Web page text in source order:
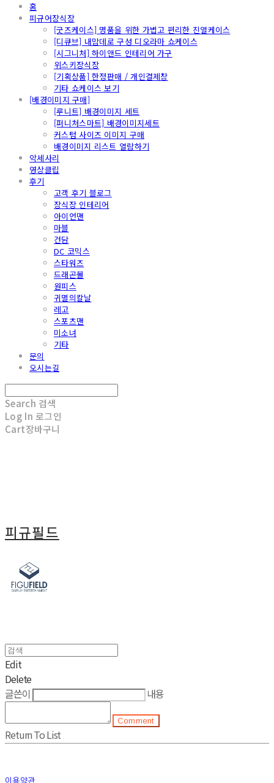
홈
피규어장식장
[굿즈케이스] 명품을 위한 가볍고 편리한 진열케이스
[디큐브] 내맘데로 구성 디오라마 쇼케이스
[시그니처] 하이앤드 인테리어 가구
위스키장식장
[기획상품] 한정판매 / 개인결제창
기타 쇼케이스 보기
[배경이미지 구매]
[루니트] 배경이미지 세트
[퍼니처스마트] 배경이미지세트
커스텀 사이즈 이미지 구매
배경이미지 리스트 열람하기
악세사리
영상클립
후기
고객 후기 블로그
장식장 인테리어
아이언맨
마블
건담
DC 코믹스
스타워즈
드래곤볼
원피스
귀멸의칼날
레고
스포츠맨
미소녀
기타
문의
오시는길
Search 검색
Log In 로그인
Cart장바구니
피규필드
Edit
Delete
글쓴이
내용
Comment
Return To List
이용약관